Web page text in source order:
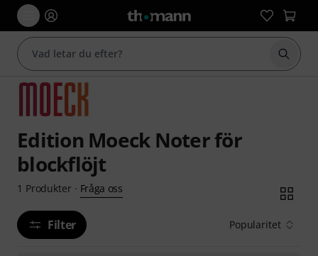
Börja
Edition Moeck Noter för
blockflöjt
1 Produkter· Fråga oss
Filter Popularitet